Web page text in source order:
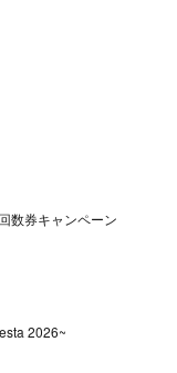
数券キャンペーン
2026~